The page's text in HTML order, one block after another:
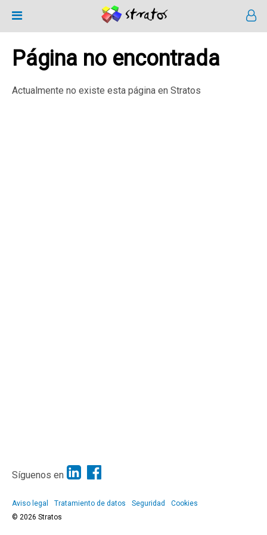
Página no encontrada
Actualmente no existe esta página en Stratos
Síguenos en
Aviso legal Tratamiento de datos Seguridad
Cookies
© 2026 Stratos